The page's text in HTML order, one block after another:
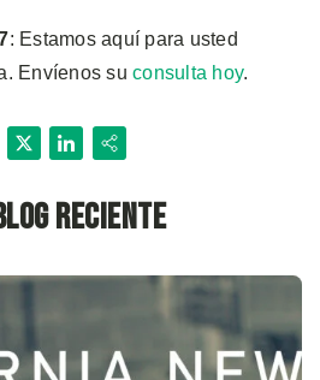
: Estamos aquí para usted
Envíenos su consulta hoy.
X LinkedIn
Share
reciente